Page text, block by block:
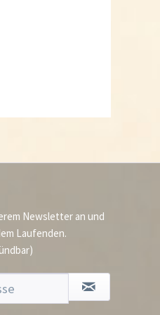
Newsletter an und
Laufenden.